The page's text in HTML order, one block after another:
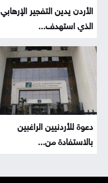
الأردن يدين التفجير الإرهابي
الذي استهدف...
دعوة للأردنيين الراغبين
بالاستفادة من...